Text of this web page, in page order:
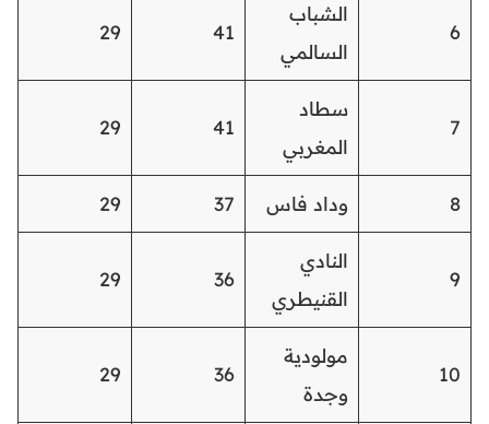
6
الشباب
السالمي
41
29
7
سطاد
المغربي
41
29
8 وداد فاس 37
29
9
النادي
القنيطري
36
29
10
مولودية
وجدة
36
29